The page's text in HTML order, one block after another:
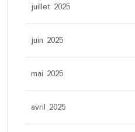
juillet 2025
juin 2025
mai 2025
avril 2025